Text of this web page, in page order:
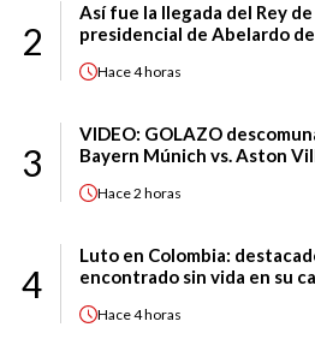
2
Así fue la llegada del Rey
presidencial de Abelardo
Hace4 horas
3
VIDEO: GOLAZO
Bayern Múnich vs. Aston
Hace2 horas
4
Luto en Colombia:
encontrado sin vida en su
Hace4 horas